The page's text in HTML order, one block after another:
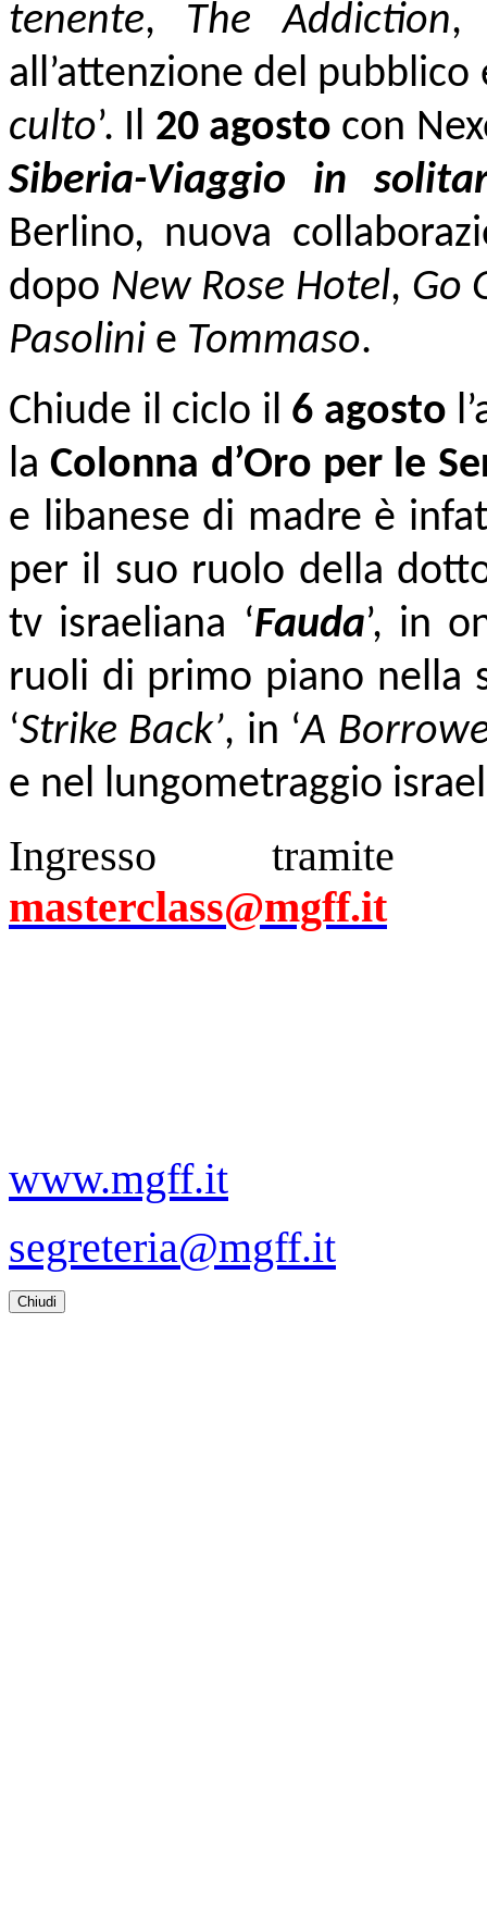
tenente, The Addiction
all’attenzione del
culto’. Il 20 agosto con
Siberia-Viaggio in
Berlino, nuova
dopo New Rose Hotel, Go
Pasolini e Tommaso.
Chiude il ciclo il 6 agosto
laColonna d’Oro per le
e libanese di madre è
per il suo ruolo della
tv israeliana ‘Fauda’, in
ruoli di primo piano nella
‘Strike Back’, in ‘A
e nel lungometraggio
Ingresso tramite
masterclass@mgff.it
www.mgff.it
segreteria@mgff.it
Chiudi